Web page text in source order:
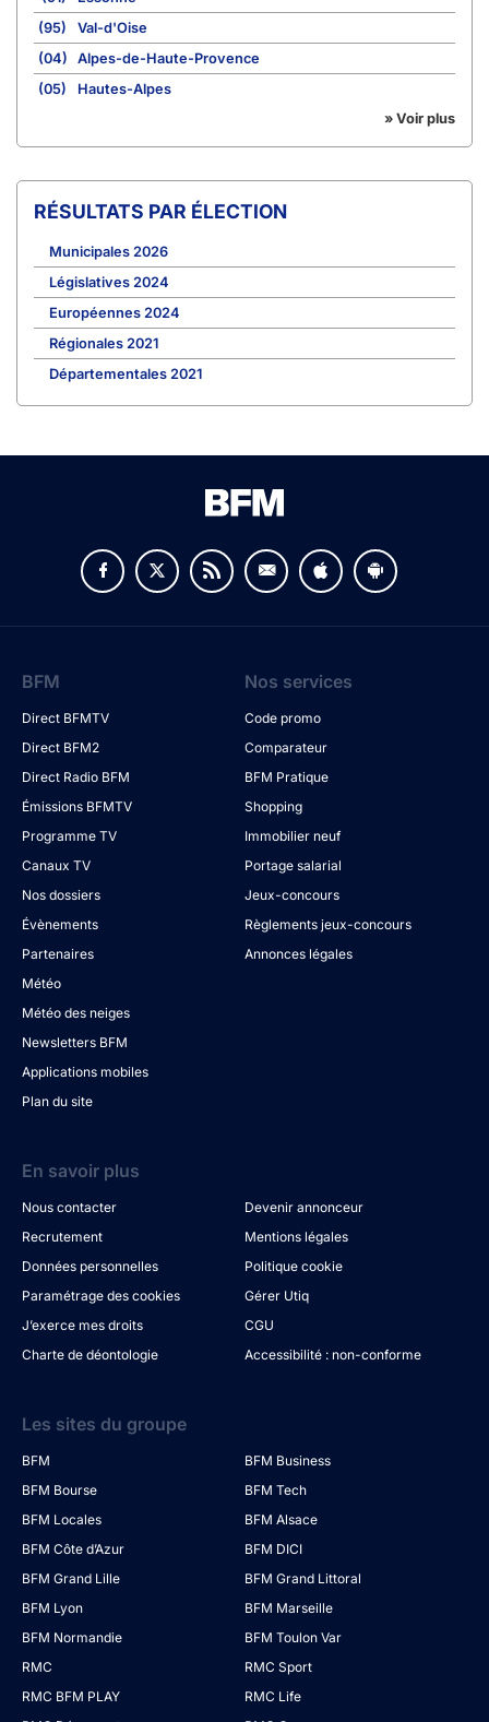
(95)
Val-d'Oise
(04)
Alpes-de-Haute-Provence
(05)
Hautes-Alpes
» Voir plus
RÉSULTATS PAR ÉLECTION
Municipales 2026
Législatives 2024
Européennes 2024
Régionales 2021
Départementales 2021
BFM
Direct BFMTV
Direct BFM2
Direct Radio BFM
Émissions BFMTV
Programme TV
Canaux TV
Nos dossiers
Évènements
Partenaires
Météo
Météo des neiges
Newsletters BFM
Applications mobiles
Plan du site
Nos services
Code promo
Comparateur
BFM Pratique
Shopping
Immobilier neuf
Portage salarial
Jeux-concours
Règlements jeux-concours
Annonces légales
En savoir plus
Nous contacter
Devenir annonceur
Recrutement
Mentions légales
Données personnelles
Politique cookie
Paramétrage des cookies
Gérer Utiq
J’exerce mes droits
CGU
Charte de déontologie
Accessibilité : non-conforme
Les sites du groupe
BFM
BFM Business
BFM Bourse
BFM Tech
BFM Locales
BFM Alsace
BFM Côte d’Azur
BFM DICI
BFM Grand Lille
BFM Grand Littoral
BFM Lyon
BFM Marseille
BFM Normandie
BFM Toulon Var
RMC
RMC Sport
RMC BFM PLAY
RMC Life